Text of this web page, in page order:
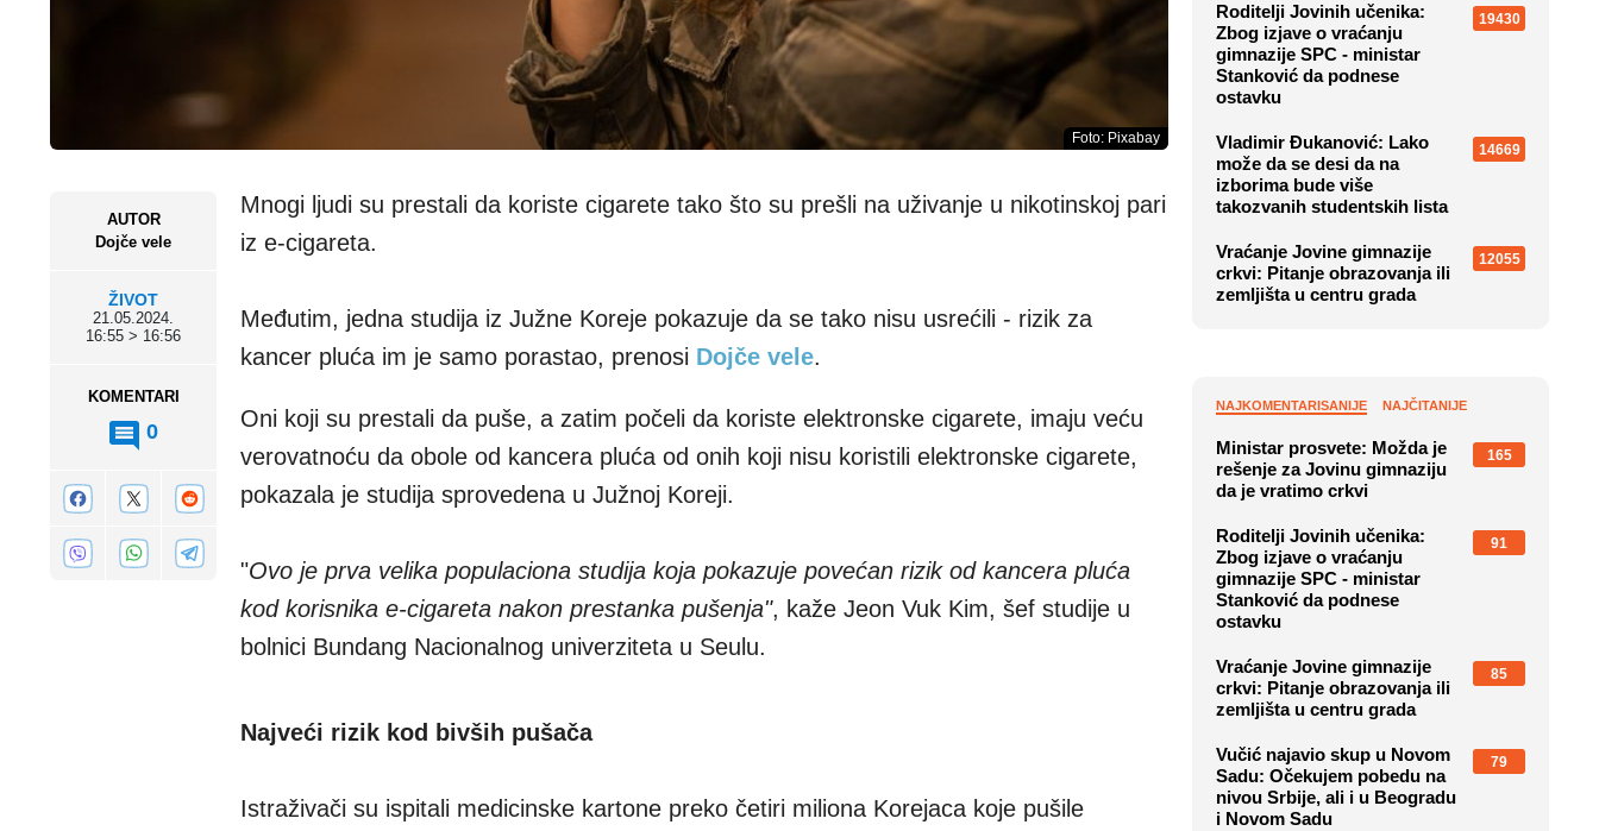
AUTOR
Dojče vele
ŽIVOT
21.05.2024.
16:55 > 16:56
KOMENTARI
0
Foto: Pixabay
Mnogi ljudi su prestali da koriste cigarete tako što su prešli na uživanje u nikotinskoj pari
iz e-cigareta.
Međutim, jedna studija iz Južne Koreje pokazuje da se tako nisu usrećili - rizik za
kancer pluća im je samo porastao, prenosi Dojče vele.
Oni koji su prestali da puše, a zatim počeli da koriste elektronske cigarete, imaju veću
verovatnoću da obole od kancera pluća od onih koji nisu koristili elektronske cigarete,
pokazala je studija sprovedena u Južnoj Koreji.
"Ovo je prva velika populaciona studija koja pokazuje povećan rizik od kancera pluća
kod korisnika e-cigareta nakon prestanka pušenja", kaže Jeon Vuk Kim, šef studije u
bolnici Bundang Nacionalnog univerziteta u Seulu.
Najveći rizik kod bivših pušača
Istraživači su ispitali medicinske kartone preko četiri miliona Korejaca koje pušile
Roditelji Jovinih učenika:
Zbog izjave o vraćanju
gimnazije SPC - ministar
Stanković da podnese
ostavku
19430
Vladimir Đukanović: Lako
može da se desi da na
izborima bude više
takozvanih studentskih lista
14669
Vraćanje Jovine gimnazije
crkvi: Pitanje obrazovanja ili
zemljišta u centru grada
12055
NAJKOMENTARISANIJE NAJČITANIJE
Ministar prosvete: Možda je
rešenje za Jovinu gimnaziju
da je vratimo crkvi
165
Roditelji Jovinih učenika:
Zbog izjave o vraćanju
gimnazije SPC - ministar
Stanković da podnese
ostavku
91
Vraćanje Jovine gimnazije
crkvi: Pitanje obrazovanja ili
zemljišta u centru grada
85
Vučić najavio skup u Novom
Sadu: Očekujem pobedu na
nivou Srbije, ali i u Beogradu
i Novom Sadu
79